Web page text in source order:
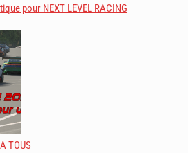
pour NEXT LEVEL RACING
TOUS